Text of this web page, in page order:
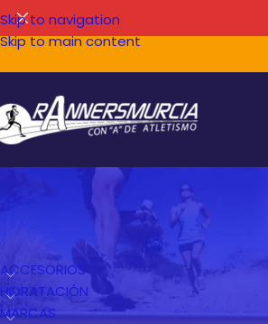
Skip to navigation
Skip to main content
CATEGORÍAS DEL PRODUCTO
ACCESORIOS
HIDRATACIÓN
MARCAS